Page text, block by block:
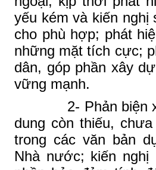
yếu kém và kiến
cho phù hợp; phát
những mặt tích cực;
dân, góp phần xây
vững mạnh.
2- Phản biện
dung còn thiếu,
trong các văn bản
Nhà nước; kiến